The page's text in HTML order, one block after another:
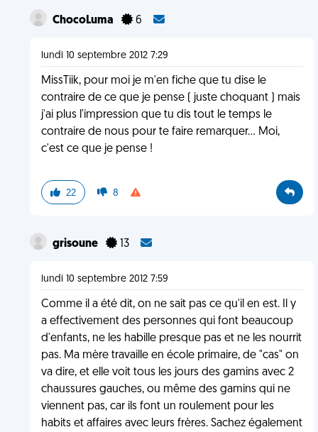
ChocoLuma 6
lundi 10 septembre 2012 7:29
MissTiik, pour moi je m'en fiche que tu dise le
contraire de ce que je pense ( juste choquant ) mais
j'ai plus l'impression que tu dis tout le temps le
contraire de nous pour te faire remarquer... Moi,
c'est ce que je pense !
22 8
grisoune 13
lundi 10 septembre 2012 7:59
Comme il a été dit, on ne sait pas ce qu'il en est. Il y
a effectivement des personnes qui font beaucoup
d'enfants, ne les habille presque pas et ne les nourrit
pas. Ma mère travaille en école primaire, de "cas" on
va dire, et elle voit tous les jours des gamins avec 2
chaussures gauches, ou même des gamins qui ne
viennent pas, car ils font un roulement pour les
habits et affaires avec leurs frères. Sachez également